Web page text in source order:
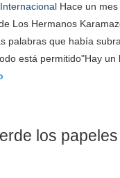
Hace un
Los Hermanos
palabras que había
está permitido"Hay
los papeles